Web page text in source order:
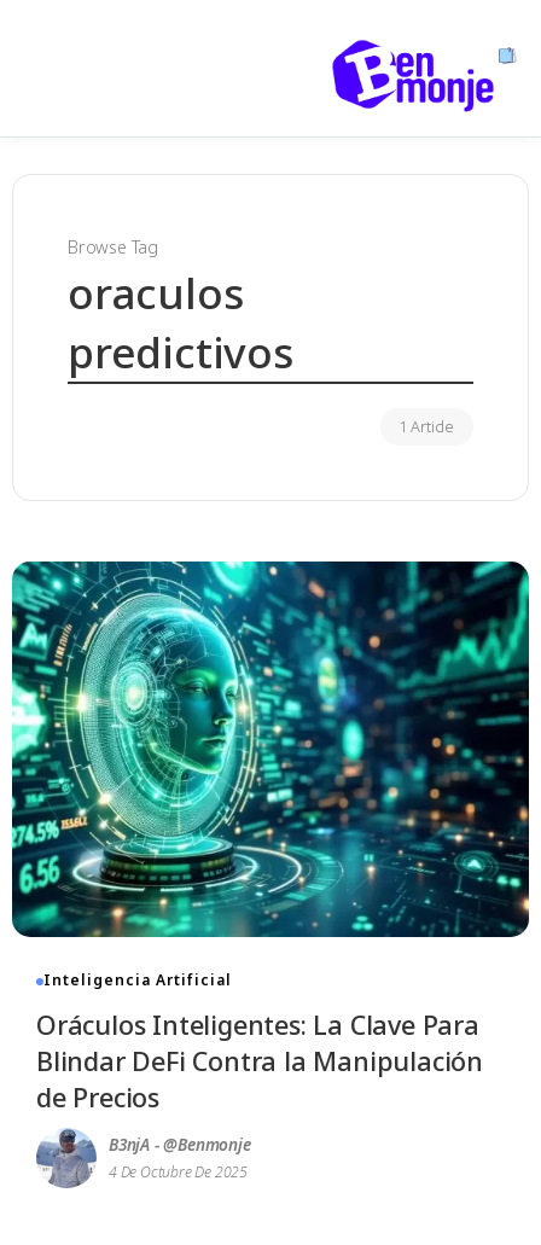
Browse Tag
oraculos
predictivos
1 Article
Inteligencia Artificial
Oráculos Inteligentes: La Clave Para
Blindar DeFi Contra la Manipulación
de Precios
B3njA - @benmonje
4 De Octubre De 2025